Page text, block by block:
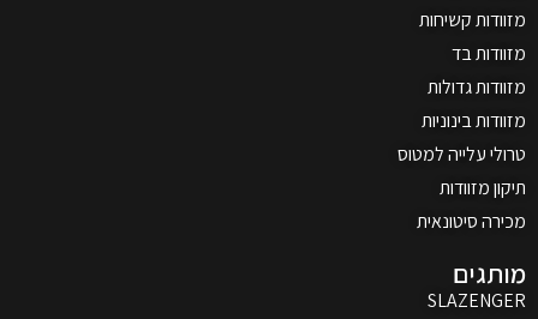
מזוודות קשיחות
מזוודות בד
מזוודות גדולות
מזוודות בינוניות
טרולי עלייה למטוס
תיקון מזוודות
מכירה סיטונאית
מותגים
SLAZENGER